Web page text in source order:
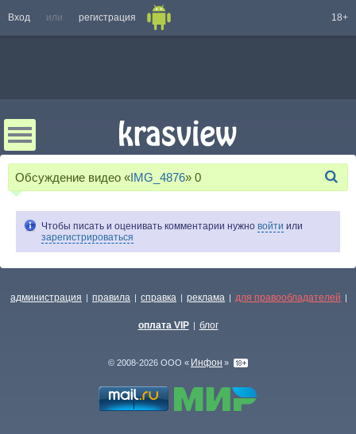
Вход или регистрация 18+
Обсуждение видео «IMG_4876» 0
Чтобы писать и оценивать комментарии нужно войти или
зарегистрироваться
администрация | правила | справка | реклама | для правообладателей |
оплата VIP | блог
© 2008-2026 ООО « Инфон »